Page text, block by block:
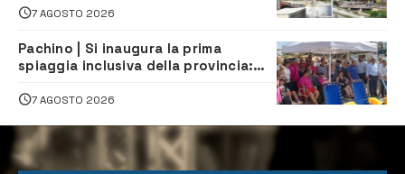
7 AGOSTO 2026
Pachino | Si inaugura la prima
spiaggia inclusiva della provincia:
tutti
7 AGOSTO 2026